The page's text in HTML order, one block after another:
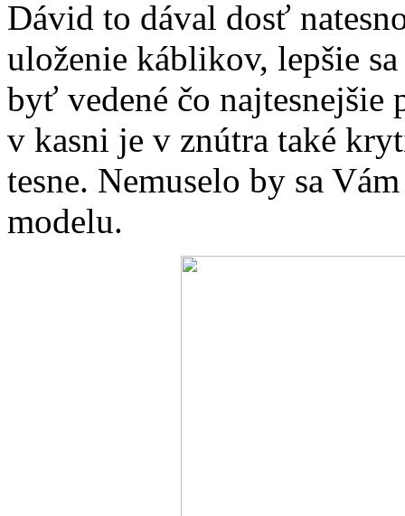
Dávid to dával dosť
uloženie káblikov, lepšie
byť vedené čo najtesnejšie
v kasni je v znútra také
tesne. Nemuselo by sa
modelu.